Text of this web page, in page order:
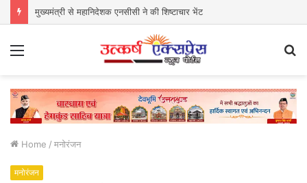
मुख्यमंत्री से महानिदेशक एनसीसी ने की शिष्टाचार भेंट
Home / मनोरंजन
मनोरंजन